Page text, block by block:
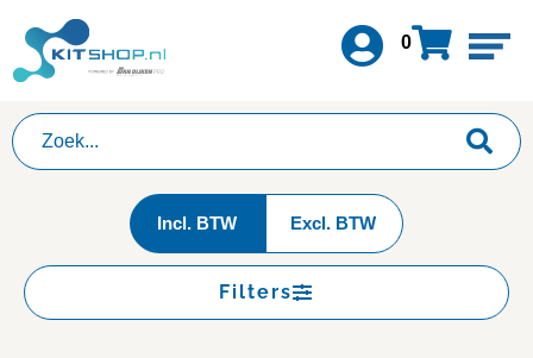
0
Incl. BTW Excl. BTW
Filters